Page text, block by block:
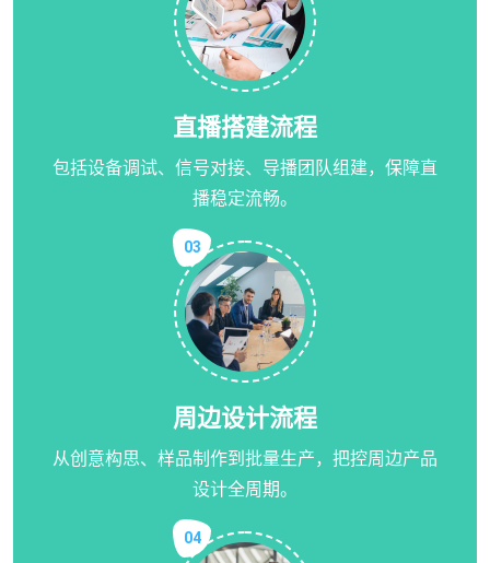
直播搭建流程
包括设备调试、信号对接、导播团队组建，保障直
播稳定流畅。
03
周边设计流程
从创意构思、样品制作到批量生产，把控周边产品
设计全周期。
04